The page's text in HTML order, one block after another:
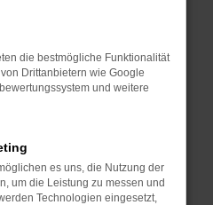
helfen, vorübergehende
nicht nur ein
kann auch dazu
die bestmögliche Funktionalität
Drittanbietern wie Google
und weitere
es uns, die Nutzung der
um die Leistung zu messen und
Technologien eingesetzt,